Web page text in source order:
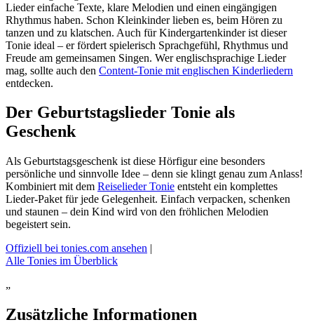
Lieder einfache Texte, klare Melodien und einen eingängigen
Rhythmus haben. Schon Kleinkinder lieben es, beim Hören zu
tanzen und zu klatschen. Auch für Kindergartenkinder ist dieser
Tonie ideal – er fördert spielerisch Sprachgefühl, Rhythmus und
Freude am gemeinsamen Singen. Wer englischsprachige Lieder
mag, sollte auch den Content-Tonie mit englischen Kinderliedern
entdecken.
Der Geburtstagslieder Tonie als
Geschenk
Als Geburtstagsgeschenk ist diese Hörfigur eine besonders
persönliche und sinnvolle Idee – denn sie klingt genau zum Anlass!
Kombiniert mit dem Reiselieder Tonie entsteht ein komplettes
Lieder-Paket für jede Gelegenheit. Einfach verpacken, schenken
und staunen – dein Kind wird von den fröhlichen Melodien
begeistert sein.
Offiziell bei tonies.com ansehen |
Alle Tonies im Überblick
„
Zusätzliche Informationen